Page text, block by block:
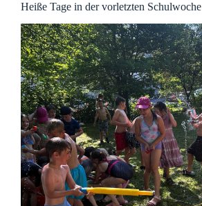
Heiße Tage in der vorletzten Schulwoche